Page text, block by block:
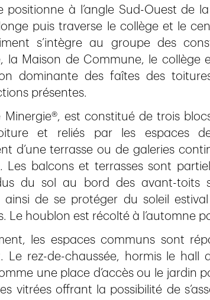
positionne à l’angle Sud-Ouest de
puis traverse le collège et le
s’intègre au groupe des
la Maison de Commune, le collège
dominante des faîtes des
présentes.
Minergie®, est constitué de trois
et reliés par les espaces
d’une terrasse ou de galeries
Les balcons et terrasses sont
du sol au bord des avant-toits
de se protéger du soleil
Le houblon est récolté à l’automne
les espaces communs sont
Le rez-de-chaussée, hormis le hall
une place d’accès ou le jardin
vitrées offrant la possibilité de